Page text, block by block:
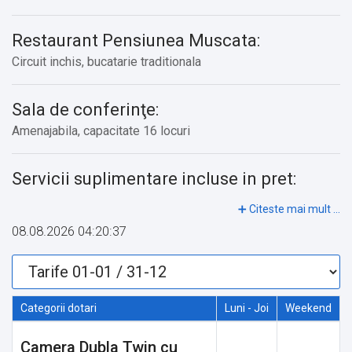
Restaurant Pensiunea Muscata:
Circuit inchis, bucatarie traditionala
Sala de conferinţe:
Amenajabila, capacitate 16 locuri
Servicii suplimentare incluse in pret:
08.08.2026 04:20:37
Categorii dotari Luni - Joi Weekend
Camera Dubla Twin cu